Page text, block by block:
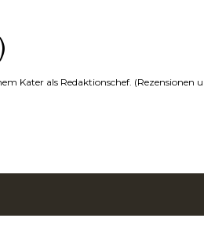
Kater als Redaktionschef. (Rezensionen